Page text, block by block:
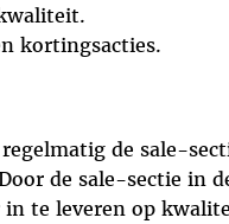
kortingsacties.
de sale-
de sale-sectie in
in te leveren op